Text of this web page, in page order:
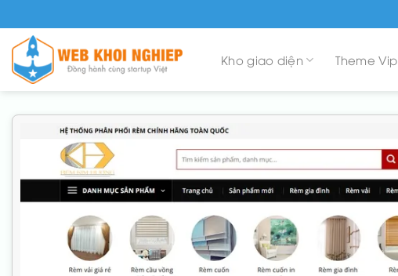
to
content
Kho giao diện Theme Vip